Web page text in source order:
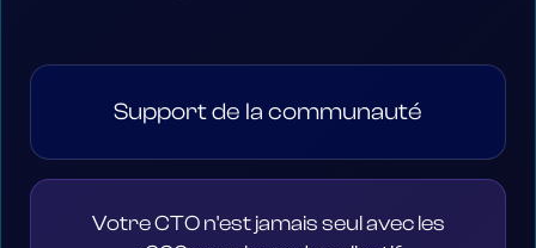
Support de la communauté
Votre CTO n'est jamais seul avec les